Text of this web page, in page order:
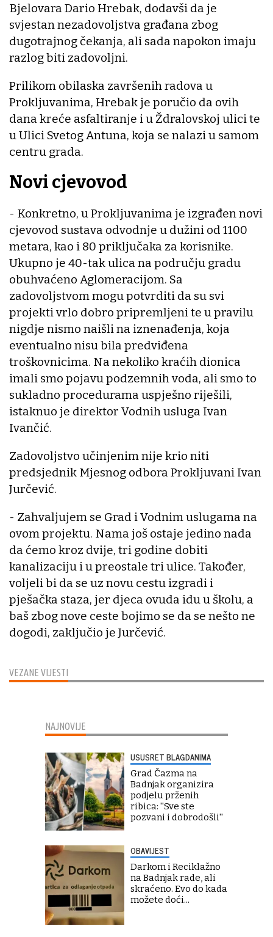
VEZANE VIJESTI
Bjelovara Dario Hrebak, dodavši da je
svjestan nezadovoljstva građana zbog
dugotrajnog čekanja, ali sada napokon imaju
razlog biti zadovoljni.
Prilikom obilaska završenih radova u
Prokljuvanima, Hrebak je poručio da ovih
dana kreće asfaltiranje i u Ždralovskoj ulici te
u Ulici Svetog Antuna, koja se nalazi u samom
centru grada.
Novi cjevovod
- Konkretno, u Prokljuvanima je izgrađen novi
cjevovod sustava odvodnje u dužini od 1100
metara, kao i 80 priključaka za korisnike.
Ukupno je 40-tak ulica na području gradu
obuhvaćeno Aglomeracijom. Sa
zadovoljstvom mogu potvrditi da su svi
projekti vrlo dobro pripremljeni te u pravilu
nigdje nismo naišli na iznenađenja, koja
eventualno nisu bila predviđena
troškovnicima. Na nekoliko kraćih dionica
imali smo pojavu podzemnih voda, ali smo to
sukladno procedurama uspješno riješili,
istaknuo je direktor Vodnih usluga Ivan
Ivančić.
Zadovoljstvo učinjenim nije krio niti
predsjednik Mjesnog odbora Prokljuvani Ivan
Jurčević.
- Zahvaljujem se Grad i Vodnim uslugama na
ovom projektu. Nama još ostaje jedino nada
da ćemo kroz dvije, tri godine dobiti
kanalizaciju i u preostale tri ulice. Također,
voljeli bi da se uz novu cestu izgradi i
pješačka staza, jer djeca ovuda idu u školu, a
baš zbog nove ceste bojimo se da se nešto ne
dogodi, zaključio je Jurčević.
NAJNOVIJE
USUSRET BLAGDANIMA
Grad Čazma na
Badnjak organizira
podjelu prženih
ribica: ''Sve ste
pozvani i dobrodošli''
OBAVIJEST
Darkom i Reciklažno
na Badnjak rade, ali
skraćeno. Evo do kada
možete doći...